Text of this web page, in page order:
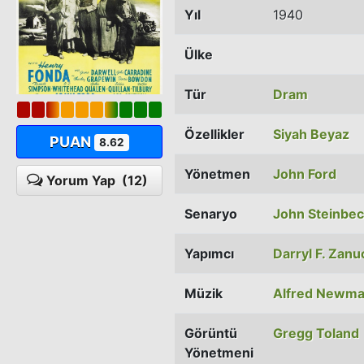
PUAN 8.62
Yorum Yap (12)
Yıl 1940
Ülke
Tür Dram
Özellikler Siyah Beyaz
Yönetmen John Ford
Senaryo John
Yapımcı Darryl F.
Müzik Alfred
Görüntü
Yönetmeni
Gregg Toland